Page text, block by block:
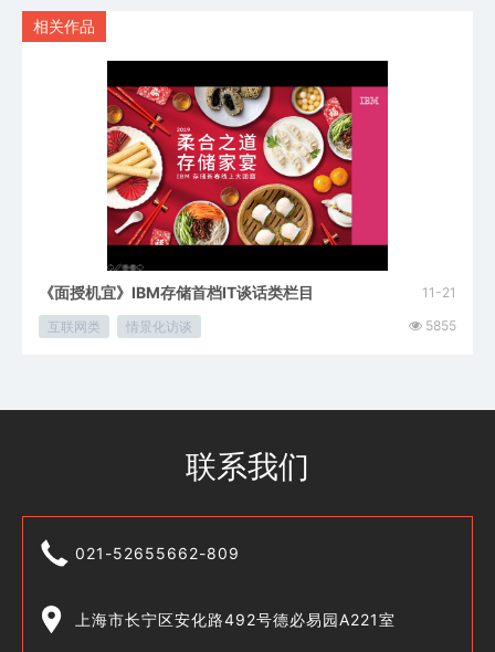
相关作品
《面授机宜》IBM存储首档IT谈话类栏目 11-21
互联网类 情景化访谈 5855
联系我们
021-52655662-809
上海市长宁区安化路492号德必易园A221室